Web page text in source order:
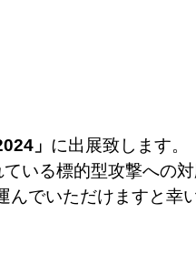
」 に出展致します。
いる標的型攻撃への
でいただけますと幸い